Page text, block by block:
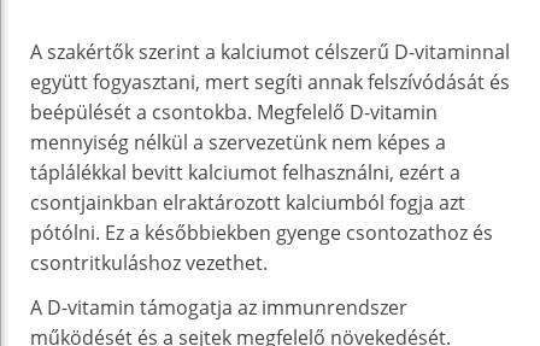
A szakértők szerint a kalciumot célszerű D-vitaminnal
együtt fogyasztani, mert segíti annak felszívódását és
beépülését a csontokba. Megfelelő D-vitamin
mennyiség nélkül a szervezetünk nem képes a
táplálékkal bevitt kalciumot felhasználni, ezért a
csontjainkban elraktározott kalciumból fogja azt
pótólni. Ez a későbbiekben gyenge csontozathoz és
csontritkuláshoz vezethet.
A D-vitamin támogatja az immunrendszer
működését és a sejtek megfelelő növekedését.